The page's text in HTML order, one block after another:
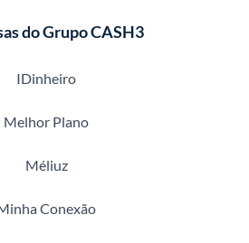
do Grupo CASH3
IDinheiro
Melhor Plano
Méliuz
Conexão